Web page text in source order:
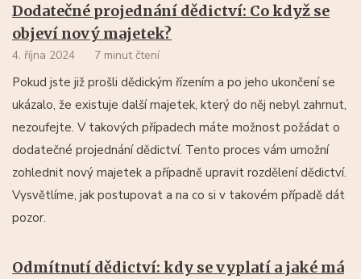
Dodatečné projednání dědictví: Co když se
objeví nový majetek?
4. října 2024 7 minut čtení
Pokud jste již prošli dědickým řízením a po jeho ukončení se
ukázalo, že existuje další majetek, který do něj nebyl zahrnut,
nezoufejte. V takových případech máte možnost požádat o
dodatečné projednání dědictví. Tento proces vám umožní
zohlednit nový majetek a případně upravit rozdělení dědictví.
Vysvětlíme, jak postupovat a na co si v takovém případě dát
pozor.
Odmítnutí dědictví: kdy se vyplatí a jaké má